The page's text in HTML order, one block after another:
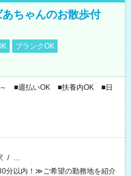
あちゃんのお散歩付
ブランクOK
～ ■週払いOK ■扶養内OK ■日
/ …
分以内！≫ご希望の勤務地を紹介